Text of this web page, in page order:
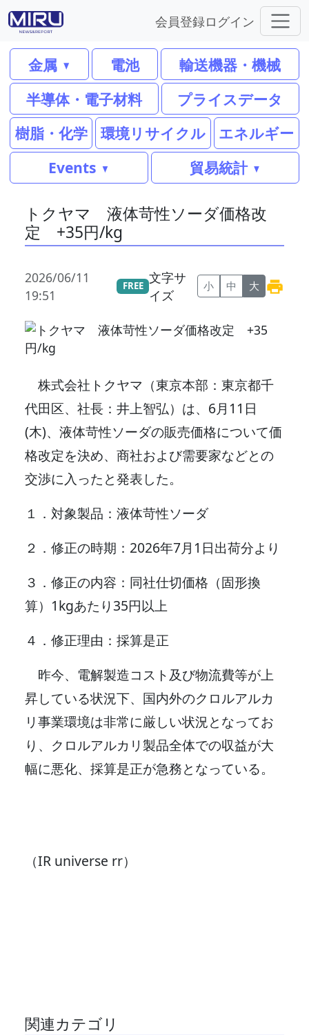
会員登録ログイン
金属 電池
輸送機器・機械
半導体・電子材料
プライスデータ
樹脂・化学
環境リサイクル
エネルギー
Events
貿易統計
トクヤマ 液体苛性ソーダ価格改
定 +35円/kg
2026/06/11
19:51
FREE
文字サ
イズ
小 中 大
株式会社トクヤマ（東京本部：東京都千
代田区、社長：井上智弘）は、6月11日
(木)、液体苛性ソーダの販売価格について価
格改定を決め、商社および需要家などとの
交渉に入ったと発表した。
１．対象製品：液体苛性ソーダ
２．修正の時期：2026年7月1日出荷分より
３．修正の内容：同社仕切価格（固形換
算）1kgあたり35円以上
４．修正理由：採算是正
昨今、電解製造コスト及び物流費等が上
昇している状況下、国内外のクロルアルカ
リ事業環境は非常に厳しい状況となってお
り、クロルアルカリ製品全体での収益が大
幅に悪化、採算是正が急務となっている。
（IR universe rr）
関連カテゴリ